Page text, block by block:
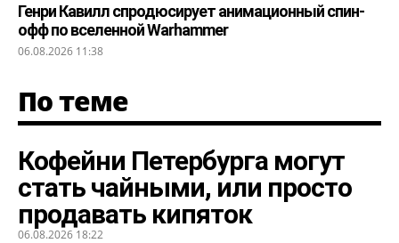
Генри Кавилл спродюсирует анимационный спин-
офф по вселенной Warhammer
06.08.2026 11:38
По теме
Кофейни Петербурга могут
стать чайными, или просто
продавать кипяток
06.08.2026 18:22